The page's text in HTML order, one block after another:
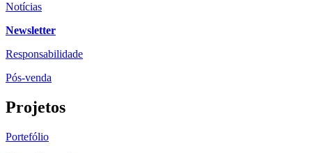
Notícias
Newsletter
Responsabilidade
Pós-venda
Projetos
Portefólio